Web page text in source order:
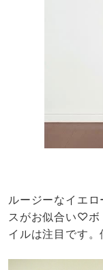
ルージーなイエ
スがお似合い♡ボ
イルは注目です